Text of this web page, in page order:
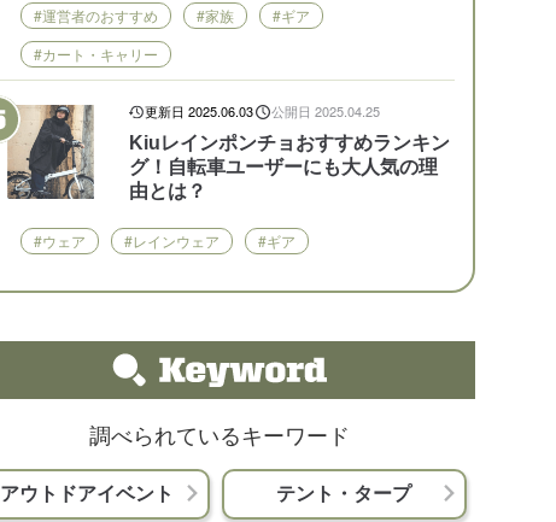
#運営者のおすすめ #家族
#ギア
#カート・キャリー
更新日 2025.06.03 公開日 2025.04.25
Kiuレインポンチョおすすめランキン
グ！自転車ユーザーにも大人気の理
由とは？
#ウェア #レインウェア #ギア
調べられているキーワード
アウトドアイベント テント・タープ